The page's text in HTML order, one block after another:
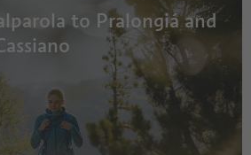
to Pralongiá and